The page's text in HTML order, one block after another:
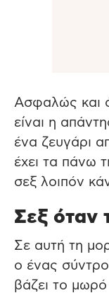
Ασφαλώς και
είναι η
ένα ζευγάρι
έχει τα πάνω
σεξ λοιπόν
Σεξ όταν
Σε αυτή τη
ο ένας
βάζει το